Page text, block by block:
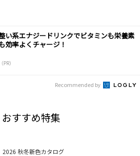
い系エナジードリンクでビタミンも栄養素
効率よくチャージ！
（PR）
Recommended by
おすすめ特集
2026 秋冬新色カタログ